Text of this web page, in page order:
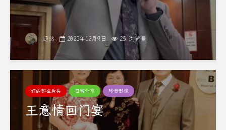
超然 2025年12月9日 25 浏览量
好的都在后头 日常分享 珍贵影像
王意情回门宴